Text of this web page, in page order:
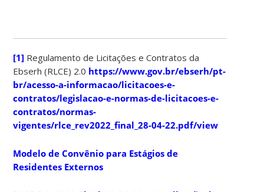
[1] Regulamento de Licitações e Contratos da
Ebserh (RLCE) 2.0 https://www.gov.br/ebserh/pt-
br/acesso-a-informacao/licitacoes-e-
contratos/legislacao-e-normas-de-licitacoes-e-
contratos/normas-
vigentes/rlce_rev2022_final_28-04-22.pdf/view
Modelo de Convênio para Estágios de
Residentes Externos